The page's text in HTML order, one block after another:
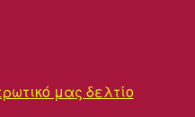
μας δελτίο